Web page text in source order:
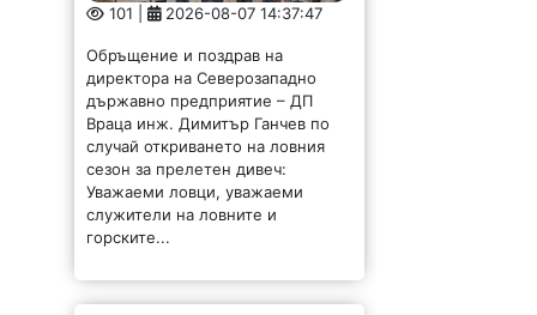
101 | 2026-08-07 14:37:47
Обръщение и поздрав на
директора на Северозападно
държавно предприятие – ДП
Враца инж. Димитър Ганчев по
случай откриването на ловния
сезон за прелетен дивеч:
Уважаеми ловци, уважаеми
служители на ловните и
горските...